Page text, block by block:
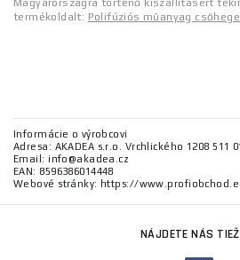
Magyarországra történő kiszállításért
termékoldalt: Polifúziós műanyag
Informácie o výrobcovi
Adresa: AKADEA s.r.o. Vrchlického 1208 511
Email: info@akadea.cz
EAN: 8596386014448
Webové stránky: https://
NÁJDETE NÁS